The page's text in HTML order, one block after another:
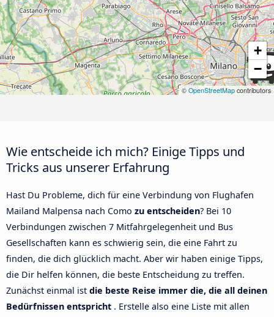
+
−
© OpenStreetMap contributors
Wie entscheide ich mich? Einige Tipps und
Tricks aus unserer Erfahrung
Hast Du Probleme, dich für eine Verbindung von Flughafen
Mailand Malpensa nach Como zu entscheiden? Bei 10
Verbindungen zwischen 7 Mitfahrgelegenheit und Bus
Gesellschaften kann es schwierig sein, die eine Fahrt zu
finden, die dich glücklich macht. Aber wir haben einige Tipps,
die Dir helfen können, die beste Entscheidung zu treffen.
Zunächst einmal ist die beste Reise immer die, die all deinen
Bedürfnissen entspricht . Erstelle also eine Liste mit allen